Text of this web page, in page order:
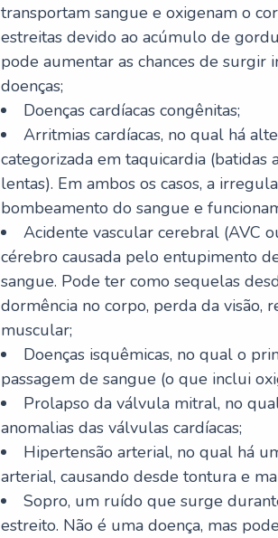
transportam sangue e oxigenam o
estreitas devido ao acúmulo de
pode aumentar as chances de surgir
doenças;
Doenças cardíacas congênitas;
Arritmias cardíacas, no qual há
categorizada em taquicardia (batidas
lentas). Em ambos os casos, a
bombeamento do sangue e
Acidente vascular cerebral (AVC
cérebro causada pelo entupimento
sangue. Pode ter como sequelas
dormência no corpo, perda da visão,
muscular;
Doenças isquêmicas, no qual o
passagem de sangue (o que inclui
Prolapso da válvula mitral, no
anomalias das válvulas cardíacas;
Hipertensão arterial, no qual há
arterial, causando desde tontura e
Sopro, um ruído que surge
estreito. Não é uma doença, mas